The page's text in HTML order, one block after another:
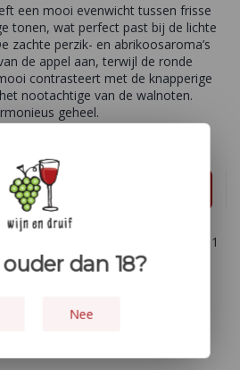
een mooi evenwicht tussen frisse
tonen, wat perfect past bij de lichte
zachte perzik- en abrikoosaroma’s
de appel aan, terwijl de ronde
contrasteert met de knapperige
nootachtige van de walnoten.
geheel.
Open filters
1
dan 18?
Nee